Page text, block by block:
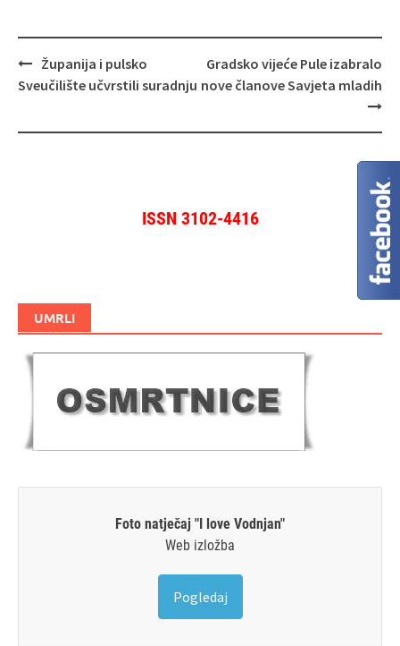
Navigacija
objava
Županija i pulsko
Sveučilište učvrstili suradnju
Gradsko vijeće Pule izabralo
nove članove Savjeta mladih
ISSN 3102-4416
UMRLI
Foto natječaj "I love Vodnjan"
Web izložba
Pogledaj